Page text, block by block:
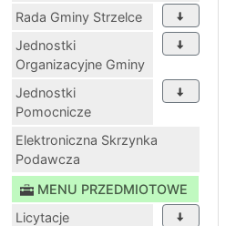
Rada Gminy Strzelce
Jednostki
Organizacyjne Gminy
Jednostki
Pomocnicze
Elektroniczna Skrzynka
Podawcza
MENU PRZEDMIOTOWE
Licytacje